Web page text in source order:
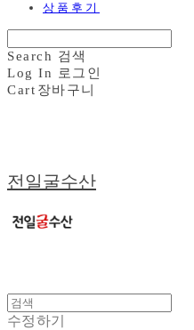
상품후기
Search 검색
Log In 로그인
Cart 장바구니
전일굴수산
수정하기